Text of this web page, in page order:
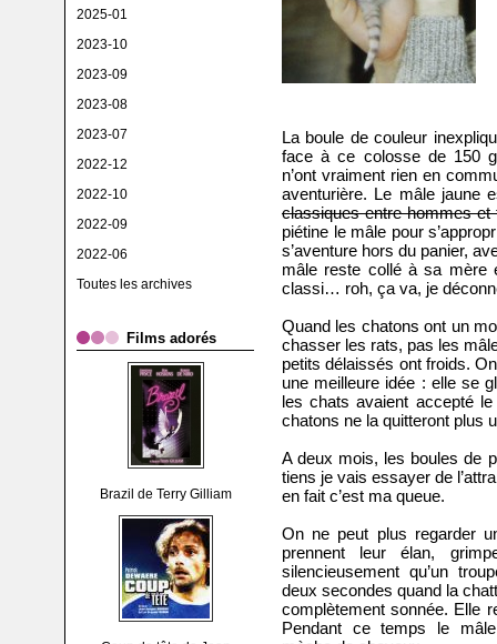
2025-01
2023-10
2023-09
2023-08
2023-07
2022-12
2022-10
2022-09
2022-06
Toutes les archives
Films adorés
Brazil de Terry Gilliam
La boule de couleur
face à ce colosse de 150
n’ont vraiment rien en
aventurière. Le mâle jaune
classiques entre hommes et
piétine le mâle pour
s’aventure hors du panier,
mâle reste collé à sa mère
classi… roh, ça va, je
Quand les chatons ont un
chasser les rats, pas les
petits délaissés ont froids.
une meilleure idée : elle se
les chats avaient accepté
chatons ne la quitteront plus
A deux mois, les boules de
tiens je vais essayer de
en fait c’est ma queue.
On ne peut plus regarder
prennent leur élan,
silencieusement qu’un
deux secondes quand la
complètement sonnée. Elle
Pendant ce temps le